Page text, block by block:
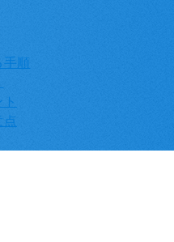
手順